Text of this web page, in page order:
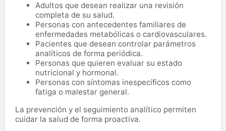
Adultos que desean realizar una revisión
completa de su salud.
Personas con antecedentes familiares de
enfermedades metabólicas o cardiovasculares.
Pacientes que desean controlar parámetros
analíticos de forma periódica.
Personas que quieren evaluar su estado
nutricional y hormonal.
Personas con síntomas inespecíficos como
fatiga o malestar general.
La prevención y el seguimiento analítico permiten
cuidar la salud de forma proactiva.